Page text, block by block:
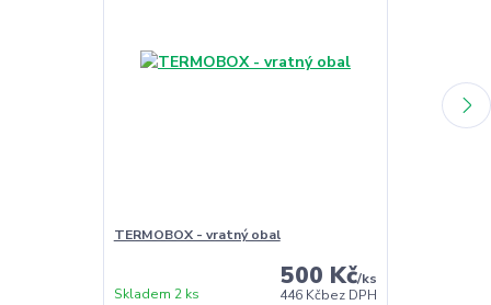
TERMOBOX - vratný obal
500 Kč/ks
446 Kčbez DPH
Skladem 2 ks